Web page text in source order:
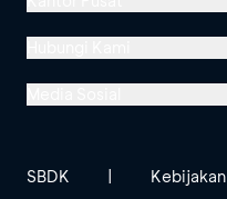
Menara BCA, Grand Indonesia
Jl. MH Thamrin No. 1
SBDK | Kebijakan